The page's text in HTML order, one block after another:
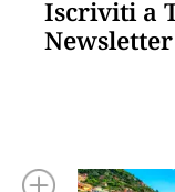
Iscriviti a